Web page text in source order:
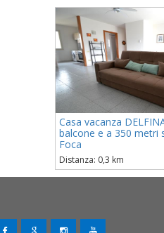
Casa vacanza
balcone e a 350 metri
Foca
Distanza: 0,3 km